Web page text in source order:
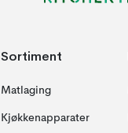
Sortiment
Matlaging
Kjøkkenapparater